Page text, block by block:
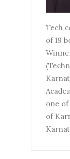
Tech
of 19
one of
of